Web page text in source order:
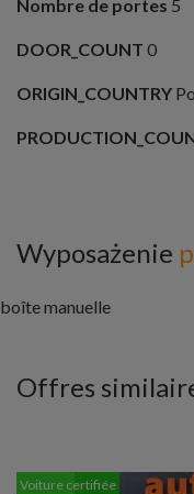
Nombre de portes 5
DOOR_COUNT 0
ORIGIN_COUNTRY
Wyposażenie
boîte manuelle
Offres
Voiture certifiée